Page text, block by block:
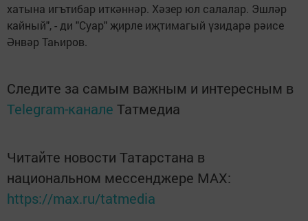
хатына игътибар иткәннәр. Хәзер юл салалар. Эшләр
кайный", - ди "Суар" җирле иҗтимагый үзидарә рәисе
Әнвәр Таһиров.
Следите за самым важным и интересным в
Telegram-канале Татмедиа
Читайте новости Татарстана в
национальном мессенджере MАХ:
https://max.ru/tatmedia